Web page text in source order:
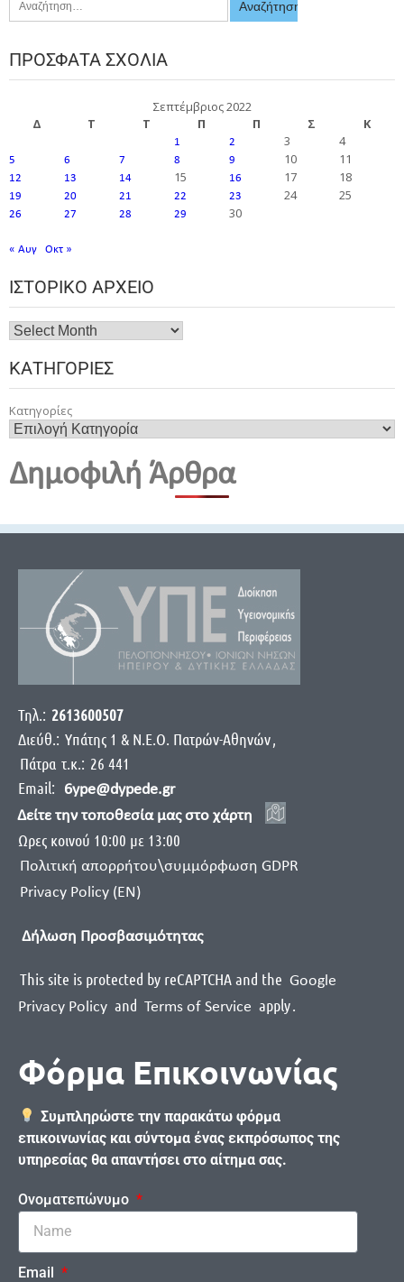
ΠΡΌΣΦΑΤΑ ΣΧΌΛΙΑ
Σεπτέμβριος 2022
Δ
Τ Τ Π Π Σ Κ
1 2 3 4
5 6 7 8 9 10 11
12 13 14 15 16 17 18
19 20 21 22 23 24 25
26 27 28 29 30
« Αυγ Οκτ »
ΙΣΤΟΡΙΚΌ ΑΡΧΕΊΟ
ΚΑΤΗΓΟΡΊΕΣ
Κατηγορίες
Δημοφιλή Άρθρα
Τηλ.: 2613600507
Διεύθ.: Yπάτης 1 & Ν.Ε.Ο. Πατρών-Αθηνών,
Πάτρα τ.κ.: 26 441
Email:
6ype@dypede.gr
Δείτε την τοποθεσία μας στο χάρτη
Ωρες κοινού 10:00 με 13:00
Πολιτική απορρήτου\συμμόρφωση GDPR
Privacy Policy (EN)
Δήλωση Προσβασιμότητας
This site is protected by reCAPTCHA and the Google
Privacy Policy and Terms of Service apply.
Φόρμα Επικοινωνίας
Συμπληρώστε την παρακάτω φόρμα
επικοινωνίας και σύντομα ένας εκπρόσωπος της
υπηρεσίας θα απαντήσει στο αίτημα σας.
Ονοματεπώνυμο
Email